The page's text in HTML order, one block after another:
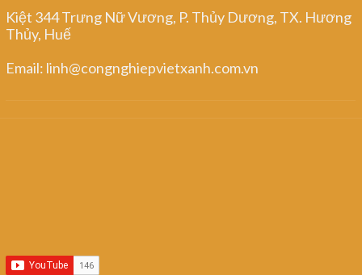
Kiệt 344 Trưng Nữ Vương, P. Thủy Dương, TX. Hương
Thủy, Huế
Email: linh@congnghiepvietxanh.com.vn